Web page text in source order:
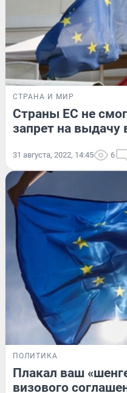
СТРАНА И МИР
Страны ЕС не
запрет на выдачу
31 августа, 2022, 14:45 6
ПОЛИТИКА
Плакал ваш
визового